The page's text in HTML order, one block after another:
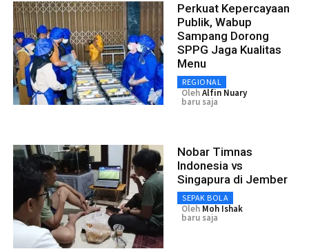
Perkuat Kepercayaan
Publik, Wabup
Sampang Dorong
SPPG Jaga Kualitas
Menu
REGIONAL
OlehAlfin Nuary
baru saja
Nobar Timnas
Indonesia vs
Singapura di Jember
SEPAK BOLA
Oleh Moh Ishak
baru saja